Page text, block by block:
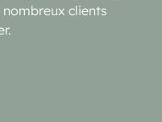
clients